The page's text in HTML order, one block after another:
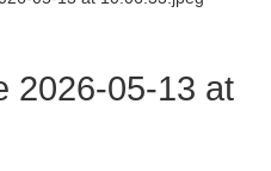
2026-05-13 at